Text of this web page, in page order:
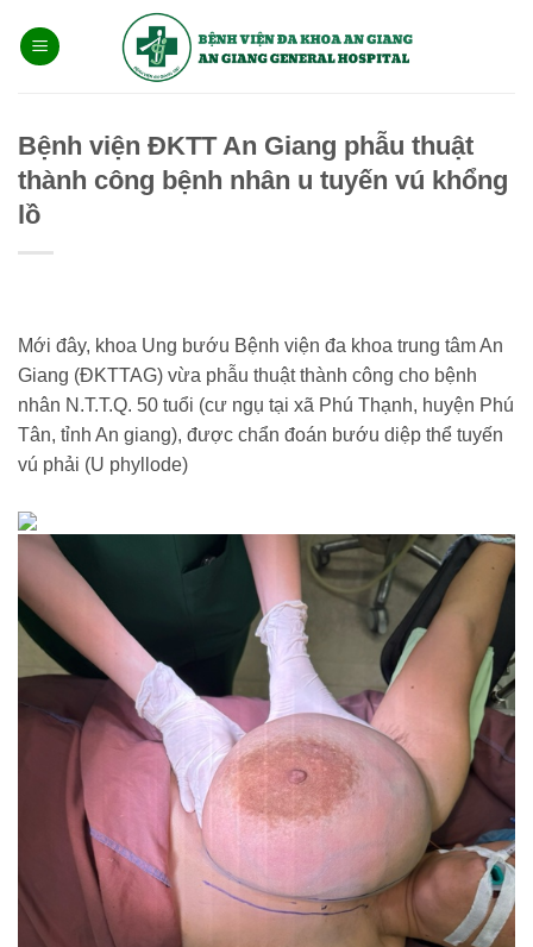
qua
Bệnh viện ĐKTT An Giang phẫu thuật
thành công bệnh nhân u tuyến vú khổng
lồ
Mới đây, khoa Ung bướu Bệnh viện đa khoa trung tâm An
Giang (ĐKTTAG) vừa phẫu thuật thành công cho bệnh
nhân N.T.T.Q. 50 tuổi (cư ngụ tại xã Phú Thạnh, huyện Phú
Tân, tỉnh An giang), được chẩn đoán bướu diệp thể tuyến
vú phải (U phyllode)